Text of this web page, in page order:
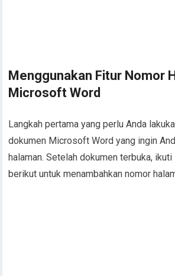
Menggunakan Fitur Nomor
Microsoft Word
Langkah pertama yang perlu Anda
dokumen Microsoft Word yang ingin
halaman. Setelah dokumen terbuka,
berikut untuk menambahkan nomor